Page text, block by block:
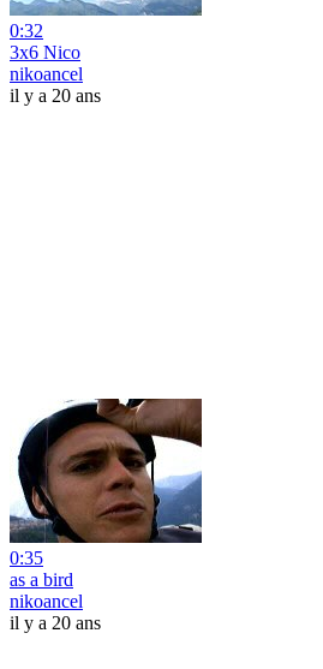
0:32
3x6 Nico
nikoancel
il y a 20 ans
0:35
as a bird
nikoancel
il y a 20 ans